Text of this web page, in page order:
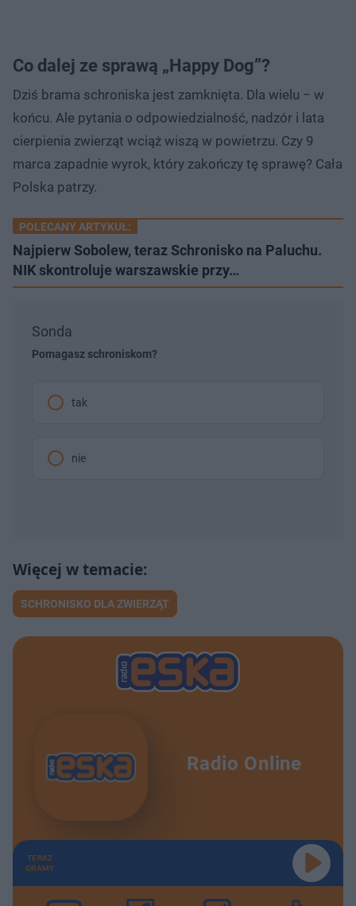
Co dalej ze sprawą „Happy Dog”?
Dziś brama schroniska jest zamknięta. Dla wielu − w
końcu. Ale pytania o odpowiedzialność, nadzór i lata
cierpienia zwierząt wciąż wiszą w powietrzu. Czy 9
marca zapadnie wyrok, który zakończy tę sprawę? Cała
Polska patrzy.
POLECANY ARTYKUŁ:
Najpierw Sobolew, teraz Schronisko na Paluchu.
NIK skontroluje warszawskie przy…
Sonda
Pomagasz schroniskom?
tak
nie
SCHRONISKO DLA ZWIERZĄT
Radio Online
TERAZ
GRAMY